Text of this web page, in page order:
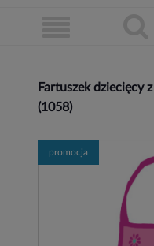
Fartuszek dziecięcy
(1058)
promocja